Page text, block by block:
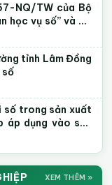
NQ/TW của Bộ
học vụ số” và Đề
Đảng
tỉnh Lâm Đồng
số
số trong sản xuất
áp dụng vào sản
XEM THÊM »